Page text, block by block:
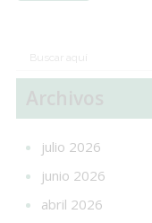
julio 2026
junio 2026
abril 2026